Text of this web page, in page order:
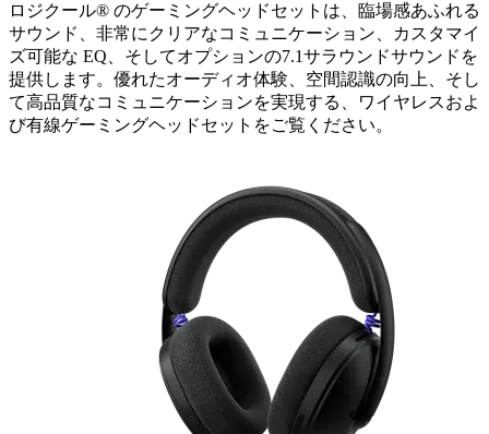
ロジクール® のゲーミングヘッドセットは、臨場感あふれる
サウンド、非常にクリアなコミュニケーション、カスタマイ
ズ可能な EQ、そしてオプションの7.1サラウンドサウンドを
提供します。優れたオーディオ体験、空間認識の向上、そし
て高品質なコミュニケーションを実現する、ワイヤレスおよ
び有線ゲーミングヘッドセットをご覧ください。